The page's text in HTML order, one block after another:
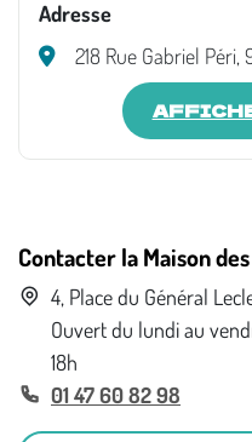
Adresse
218 Rue Gabriel
Contacter la Maison
4, Place du Général
Ouvert du lundi au
18h
01 47 60 82 98